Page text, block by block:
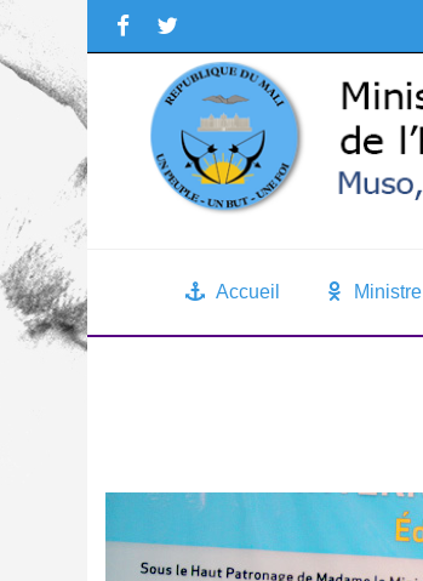
Accueil Ministre